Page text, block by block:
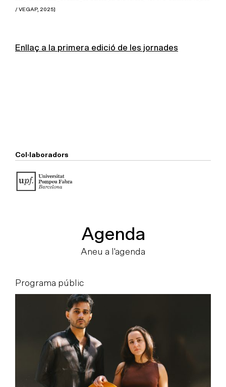
/ VEGAP, 2025]
Enllaç a la primera edició de les jornades
Col·laboradors
Agenda
Aneu a l'agenda
Programa públic